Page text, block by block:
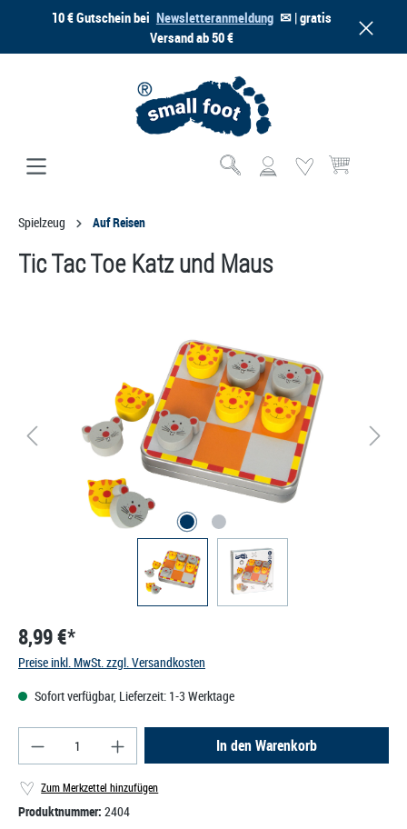
springen10 € Gutschein bei Newsletteranmeldung ✉ | gratis
Versand ab 50 €
Warenkorb
Spielzeug Auf Reisen
Tic Tac Toe Katz und Maus
8,99 €*
Preise inkl. MwSt. zzgl. Versandkosten
Sofort verfügbar, Lieferzeit: 1-3 Werktage
Produkt Anzahl: Gib den gewünschten Wert ein
In den Warenkorb
Zum Merkzettel hinzufügen
Produktnummer: 2404